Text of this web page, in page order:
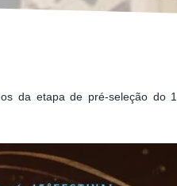
da etapa de pré-seleção do